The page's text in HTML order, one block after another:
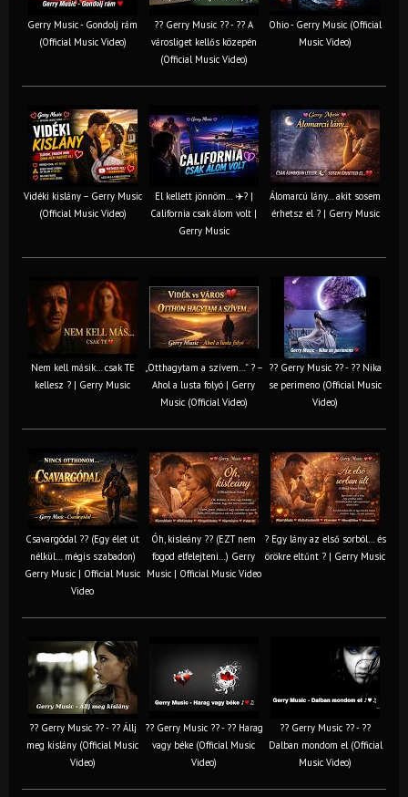
Gerry Music - Gondolj rám
(Official Music Video)
?? Gerry Music ?? - ?? A
városliget kellős közepén
(Official Music Video)
Ohio - Gerry Music (Official
Music Video)
Vidéki kislány – Gerry Music
(Official Music Video)
El kellett jönnöm… ✈️? |
California csak álom volt |
Gerry Music
Álomarcú lány… akit sosem
érhetsz el ? | Gerry Music
Nem kell másik… csak TE
kellesz ? | Gerry Music
„Otthagytam a szívem…” ? –
Ahol a lusta folyó | Gerry
Music (Official Video)
?? Gerry Music ?? - ?? Nika
se perimeno (Official Music
Video)
Csavargódal ?? (Egy élet út
nélkül… mégis szabadon)
Gerry Music | Official Music
Video
Óh, kisleány ?? (EZT nem
fogod elfelejteni…) Gerry
Music | Official Music Video
? Egy lány az első sorból… és
örökre eltűnt ? | Gerry Music
?? Gerry Music ?? - ?? Állj
meg kislány (Official Music
Video)
?? Gerry Music ?? - ?? Harag
vagy béke (Official Music
Video)
?? Gerry Music ?? - ??
Dalban mondom el (Official
Music Video)